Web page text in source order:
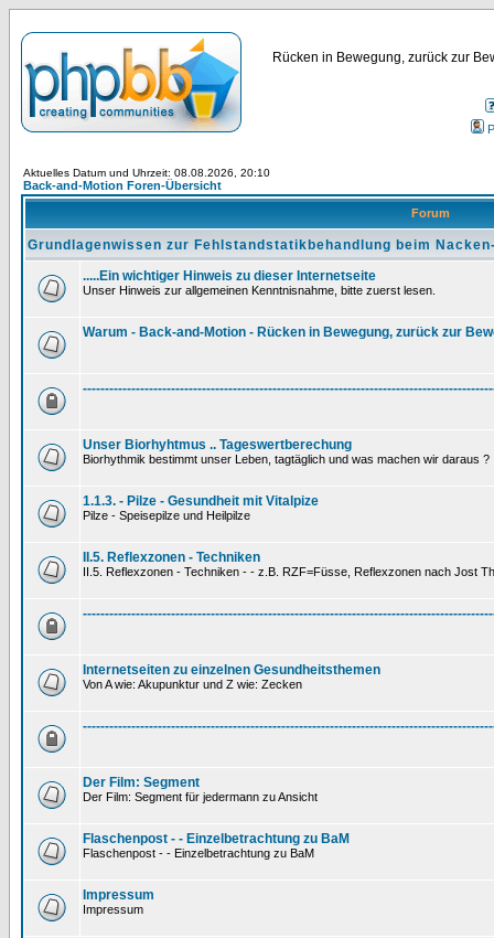
Rücken in Bewegung, zurück zur
Aktuelles Datum und Uhrzeit: 08.08.2026, 20:10
Back-and-Motion Foren-Übersicht
Forum
Grundlagenwissen zur Fehlstandstatikbehandlung beim
.....Ein wichtiger Hinweis zu dieser Internetseite
Unser Hinweis zur allgemeinen Kenntnisnahme, bitte zuerst lesen.
Warum - Back-and-Motion - Rücken in Bewegung, zurück zur
Unser Biorhyhtmus .. Tageswertberechung
Biorhythmik bestimmt unser Leben, tagtäglich und was machen wir daraus ?
1.1.3. - Pilze - Gesundheit mit Vitalpize
Pilze - Speisepilze und Heilpilze
II.5. Reflexzonen - Techniken
II.5. Reflexzonen - Techniken - - z.B. RZF=Füsse, Reflexzonen nach Jost
Internetseiten zu einzelnen Gesundheitsthemen
Von A wie: Akupunktur und Z wie: Zecken
Der Film: Segment
Der Film: Segment für jedermann zu Ansicht
Flaschenpost - - Einzelbetrachtung zu BaM
Flaschenpost - - Einzelbetrachtung zu BaM
Impressum
Impressum